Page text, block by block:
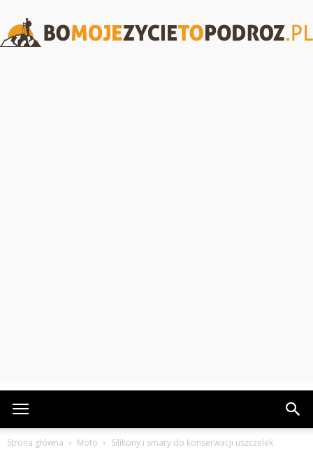
Strona główna Moto Silikony i smary do konserwacji uszczelek